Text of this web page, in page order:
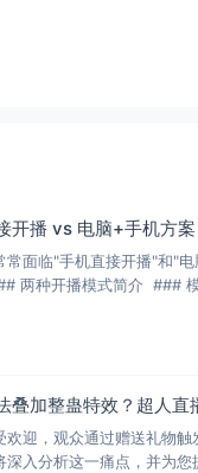
开播 vs 电脑+手机方
常面临"手机直接开播"和"
两种开播模式简介 ###
加整蛊特效？超人直
迎，观众通过赠送礼物
深入分析这一痛点，并